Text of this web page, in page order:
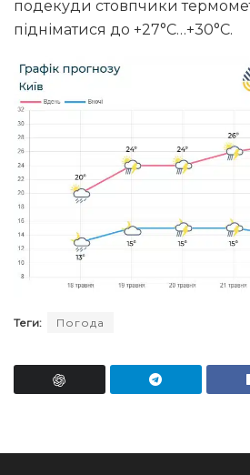
подекуди стовпчики
підніматися до +27°С…+30°С.
Теги: Погода